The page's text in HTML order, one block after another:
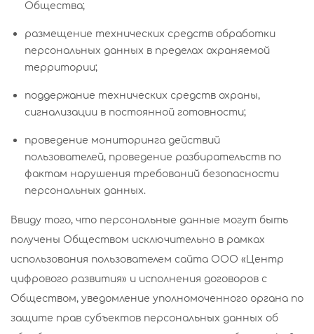
Общества;
размещение технических средств обработки
персональных данных в пределах охраняемой
территории;
поддержание технических средств охраны,
сигнализации в постоянной готовности;
проведение мониторинга действий
пользователей, проведение разбирательств по
фактам нарушения требований безопасности
персональных данных.
Ввиду того, что персональные данные могут быть
получены Обществом исключительно в рамках
использования пользователем сайта ООО «Центр
цифрового развития» и исполнения договоров с
Обществом, уведомление уполномоченного органа по
защите прав субъектов персональных данных об